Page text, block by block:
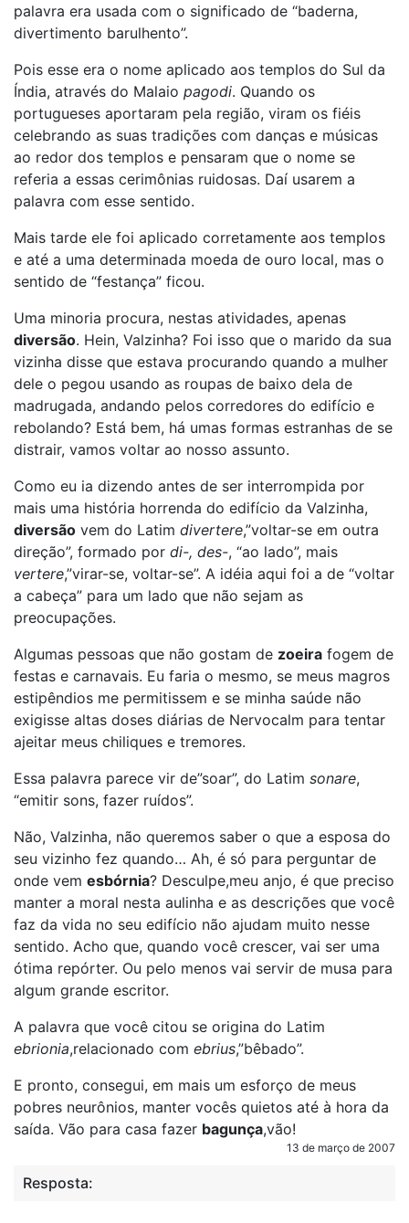
palavra era usada com o significado de “baderna,
divertimento barulhento”.
Pois esse era o nome aplicado aos templos do Sul da
Índia, através do Malaio pagodi. Quando os
portugueses aportaram pela região, viram os fiéis
celebrando as suas tradições com danças e músicas
ao redor dos templos e pensaram que o nome se
referia a essas cerimônias ruidosas. Daí usarem a
palavra com esse sentido.
Mais tarde ele foi aplicado corretamente aos templos
e até a uma determinada moeda de ouro local, mas o
sentido de “festança” ficou.
Uma minoria procura, nestas atividades, apenas
diversão. Hein, Valzinha? Foi isso que o marido da sua
vizinha disse que estava procurando quando a mulher
dele o pegou usando as roupas de baixo dela de
madrugada, andando pelos corredores do edifício e
rebolando? Está bem, há umas formas estranhas de se
distrair, vamos voltar ao nosso assunto.
Como eu ia dizendo antes de ser interrompida por
mais uma história horrenda do edifício da Valzinha,
diversão vem do Latim divertere,”voltar-se em outra
direção”, formado por di-, des-, “ao lado”, mais
vertere,”virar-se, voltar-se”. A idéia aqui foi a de “voltar
a cabeça” para um lado que não sejam as
preocupações.
Algumas pessoas que não gostam de zoeira fogem de
festas e carnavais. Eu faria o mesmo, se meus magros
estipêndios me permitissem e se minha saúde não
exigisse altas doses diárias de Nervocalm para tentar
ajeitar meus chiliques e tremores.
Essa palavra parece vir de”soar”, do Latim sonare,
“emitir sons, fazer ruídos”.
Não, Valzinha, não queremos saber o que a esposa do
seu vizinho fez quando… Ah, é só para perguntar de
onde vem esbórnia? Desculpe,meu anjo, é que preciso
manter a moral nesta aulinha e as descrições que você
faz da vida no seu edifício não ajudam muito nesse
sentido. Acho que, quando você crescer, vai ser uma
ótima repórter. Ou pelo menos vai servir de musa para
algum grande escritor.
A palavra que você citou se origina do Latim
ebrionia,relacionado com ebrius,”bêbado”.
E pronto, consegui, em mais um esforço de meus
pobres neurônios, manter vocês quietos até à hora da
saída. Vão para casa fazer bagunça,vão!
13 de março de 2007
Resposta: